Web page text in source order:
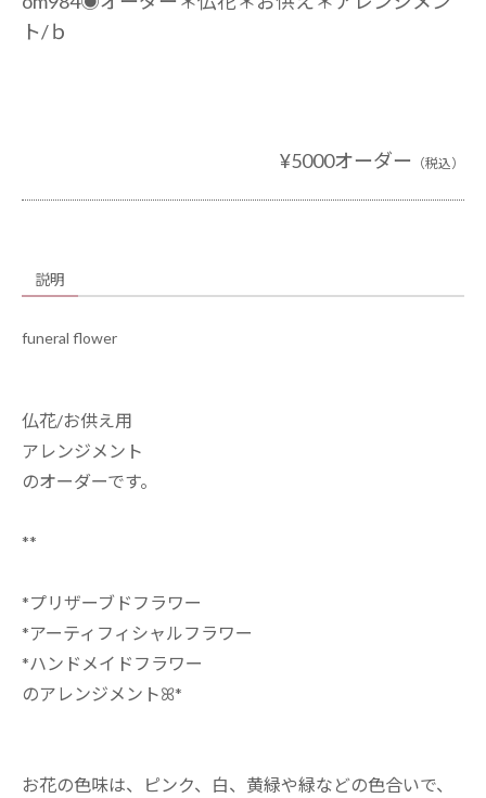
ト/ｂ
¥5000オーダー （税込）
説明
funeral flower
仏花/お供え用
アレンジメント
のオーダーです。
**
*プリザーブドフラワー
*アーティフィシャルフラワー
*ハンドメイドフラワー
のアレンジメントꕤ*
お花の色味は、ピンク、白、黄緑や緑などの色合いで、